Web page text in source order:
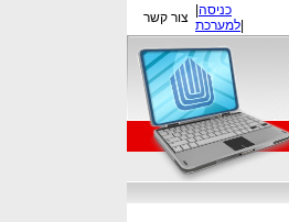
צור קשר
כניסה
למערכת